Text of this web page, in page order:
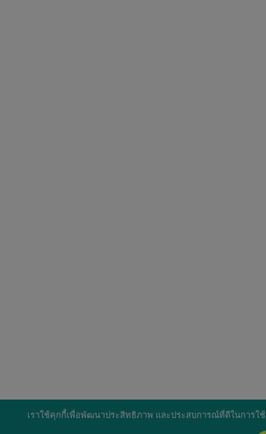
เราใช้คุกกี้เพื่อพัฒนาประสิทธิภาพ และประสบการณ์ที่ดีในการ